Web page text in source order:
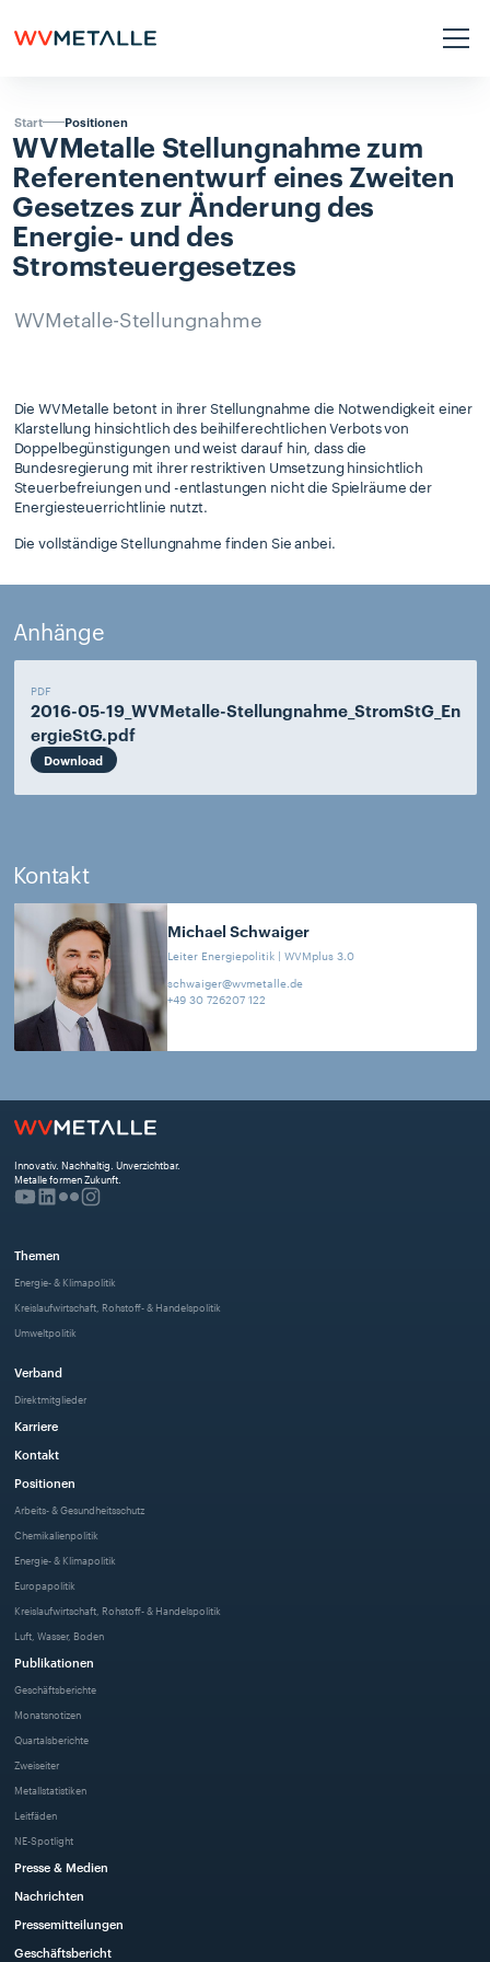
Start Positionen
WVMetalle Stellungnahme zum
Referentenentwurf eines Zweiten
Gesetzes zur Änderung des
Energie- und des
Stromsteuergesetzes
WVMetalle-Stellungnahme
Die WVMetalle betont in ihrer Stellungnahme die Notwendigkeit einer
Klarstellung hinsichtlich des beihilferechtlichen Verbots von
Doppelbegünstigungen und weist darauf hin, dass die
Bundesregierung mit ihrer restriktiven Umsetzung hinsichtlich
Steuerbefreiungen und -entlastungen nicht die Spielräume der
Energiesteuerrichtlinie nutzt.
Die vollständige Stellungnahme finden Sie anbei.
Anhänge
PDF
2016-05-19_WVMetalle-Stellungnahme_StromStG_En
ergieStG.pdf
Download
Kontakt
Michael Schwaiger
Leiter Energiepolitik | WVMplus 3.0
schwaiger@wvmetalle.de
+49 30 726207 122
Innovativ. Nachhaltig. Unverzichtbar.
Metalle formen Zukunft.
Themen
Energie- & Klimapolitik
Kreislaufwirtschaft, Rohstoff- & Handelspolitik
Umweltpolitik
Verband
Direktmitglieder
Karriere
Kontakt
Positionen
Arbeits- & Gesundheitsschutz
Chemikalienpolitik
Energie- & Klimapolitik
Europapolitik
Kreislaufwirtschaft, Rohstoff- & Handelspolitik
Luft, Wasser, Boden
Publikationen
Geschäftsberichte
Monatsnotizen
Quartalsberichte
Zweiseiter
Metallstatistiken
Leitfäden
NE-Spotlight
Presse & Medien
Nachrichten
Pressemitteilungen
Geschäftsbericht